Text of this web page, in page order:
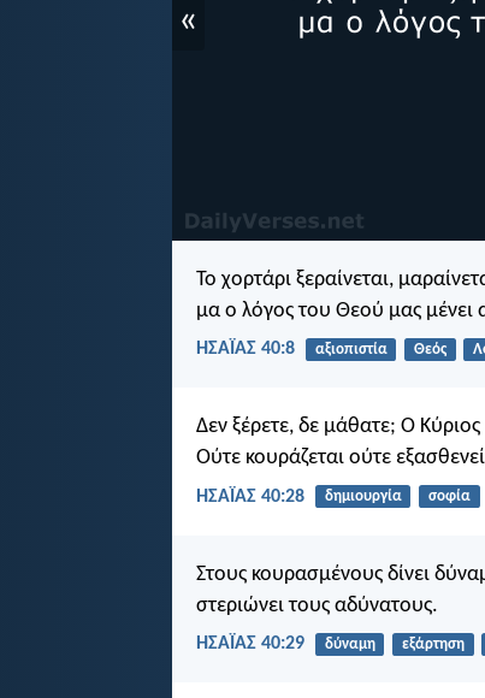
«
Το χορτάρι ξεραίνεται,
μα ο λόγος του Θεού μας μένει
ΗΣΑΪΑΣ 40:8 αξιοπιστία Θεός
Δεν ξέρετε, δε μάθατε; Ο
Ούτε κουράζεται ούτε
ΗΣΑΪΑΣ 40:28 δημιουργία σοφία
Στους κουρασμένους δίνει
στεριώνει τους αδύνατους.
ΗΣΑΪΑΣ 40:29 δύναμη εξάρτηση